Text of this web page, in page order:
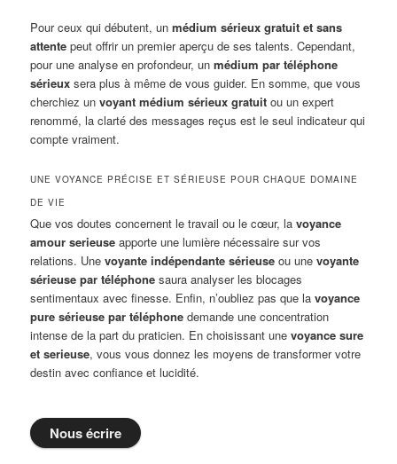
Pour ceux qui débutent, unmédium sérieux gratuit et sans
attente peut offrir un premier aperçu de ses talents. Cependant,
pour une analyse en profondeur, unmédium par téléphone
sérieux sera plus à même de vous guider. En somme, que vous
cherchiez unvoyant médium sérieux gratuit ou un expert
renommé, la clarté des messages reçus est le seul indicateur qui
compte vraiment.
UNE VOYANCE PRÉCISE ET SÉRIEUSE POUR CHAQUE DOMAINE
DE VIE
Que vos doutes concernent le travail ou le cœur, lavoyance
amour serieuse apporte une lumière nécessaire sur vos
relations. Unevoyante indépendante sérieuse ou unevoyante
sérieuse par téléphone saura analyser les blocages
sentimentaux avec finesse. Enfin, n’oubliez pas que lavoyance
pure sérieuse par téléphone demande une concentration
intense de la part du praticien. En choisissant unevoyance sure
et serieuse, vous vous donnez les moyens de transformer votre
destin avec confiance et lucidité.
Nous écrire